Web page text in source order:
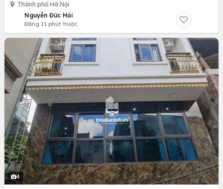
Thành phố Hà Nội
Nguyễn Đức Hải
Đăng 11 phút trước
4